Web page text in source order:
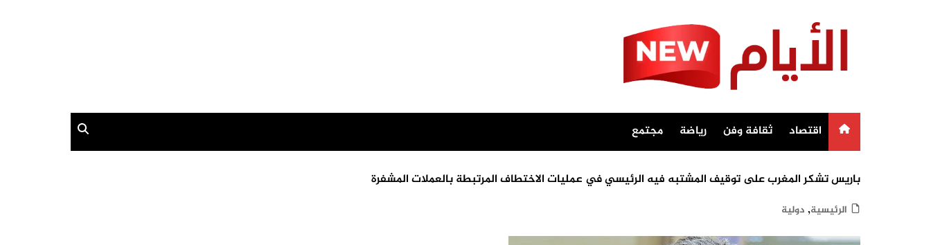
اقتصاد ثقافة وفن رياضة مجتمع
باريس تشكر المغرب على توقيف المشتبه فيه الرئيسي في عمليات الاختطاف المرتبطة بالعملات المشفرة
الرئيسية, دولية